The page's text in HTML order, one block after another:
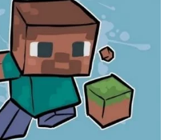
|
54#
MINECRAFT
:
D7OOMY999